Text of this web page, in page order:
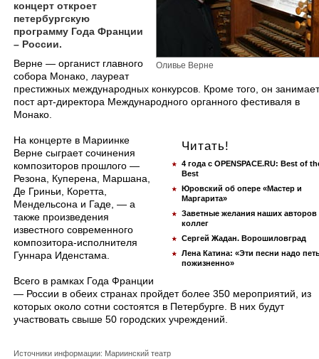
Оливье Верне
концерт откроет
петербургскую
программу Года Франции
– России.
Верне — органист главного
собора Монако, лауреат
престижных международных конкурсов. Кроме того, он занимает
пост арт-директора Международного органного фестиваля в
Монако.
Читать!
4 года с OPENSPACE.RU: Best of
Best
Юровский об опере «Мастер и
Маргарита»
Заветные желания наших авторов
коллег
Сергей Жадан. Ворошиловград
Лена Катина: «Эти песни надо
пожизненно»
На концерте в Мариинке
Верне сыграет сочинения
композиторов прошлого —
Резона, Куперена, Маршана,
Де Гриньи, Коретта,
Мендельсона и Гаде, — а
также произведения
известного современного
композитора-исполнителя
Гуннара Иденстама.
Всего в рамках Года Франции
— России в обеих странах пройдет более 350 мероприятий, из
которых около сотни состоятся в Петербурге. В них будут
участвовать свыше 50 городских учреждений.
Источники информации: Мариинский театр